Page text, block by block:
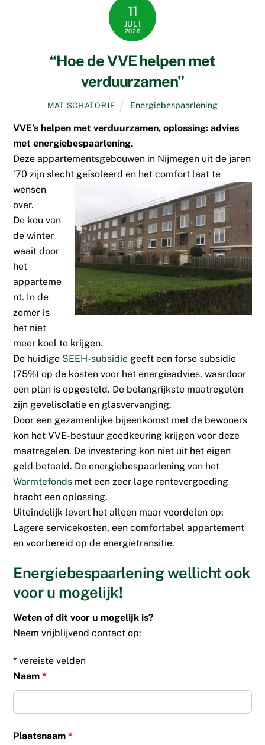
11
JULI
2026
“Hoe de VVE helpen met
verduurzamen”
MAT SCHATORJE Energiebespaarlening
VVE’s helpen met verduurzamen, oplossing: advies
met energiebespaarlening.
Deze appartementsgebouwen in Nijmegen uit de jaren
’70 zijn slecht geïsoleerden het comfort laat te
wensen
over.
De kou van
de winter
waait door
het
apparteme
nt. In de
zomer is
het niet
meer koel te krijgen.
De huidige SEEH-subsidie geeft een forse subsidie
(75%) op de kosten voor het energieadvies, waardoor
een plan is opgesteld. De belangrijkste maatregelen
zijn gevelisolatie en glasvervanging.
Door een gezamenlijke bijeenkomst met de bewoners
kon het VVE-bestuur goedkeuring krijgen voor deze
maatregelen. De investering kon niet uit het eigen
geld betaald. De energiebespaarlening van het
Warmtefonds met een zeer lage rentevergoeding
bracht een oplossing.
Uiteindelijk levert het alleen maar voordelen op:
Lagere servicekosten, een comfortabel appartement
en voorbereid op de energietransitie.
Energiebespaarlening wellicht ook
voor u mogelijk!
Weten of dit voor u mogelijk is?
Neem vrijblijvend contact op:
* vereiste velden
Naam*
Plaatsnaam*